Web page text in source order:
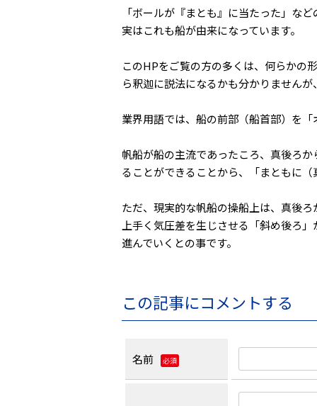
「ボールが『まとも』に当たった」な
実はこれも船が由来になっています。
このHPをご覧の方の多くは、何らかの
ら釈迦に説法になるかも分かりません
業界用語では、船の前部（船首部）を
帆船が船の主流であったころ、真後ろ
ることができることから、「まともに
ただ、現実的な帆船の操船上は、真後
上手く気圧差を生じさせる「斜め後ろ
進んでいくとの事です。
この記事にコメントする
名前 必須